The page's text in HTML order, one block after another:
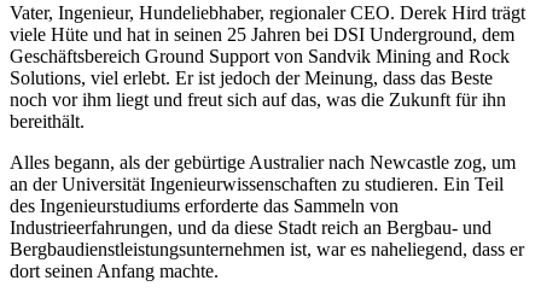
Vater, Ingenieur, Hundeliebhaber, regionaler CEO. Derek Hird trägt
viele Hüte und hat in seinen 25 Jahren bei DSI Underground, dem
Geschäftsbereich Ground Support von Sandvik Mining and Rock
Solutions, viel erlebt. Er ist jedoch der Meinung, dass das Beste
noch vor ihm liegt und freut sich auf das, was die Zukunft für ihn
bereithält.
Alles begann, als der gebürtige Australier nach Newcastle zog, um
an der Universität Ingenieurwissenschaften zu studieren. Ein Teil
des Ingenieurstudiums erforderte das Sammeln von
Industrieerfahrungen, und da diese Stadt reich an Bergbau- und
Bergbaudienstleistungsunternehmen ist, war es naheliegend, dass er
dort seinen Anfang machte.